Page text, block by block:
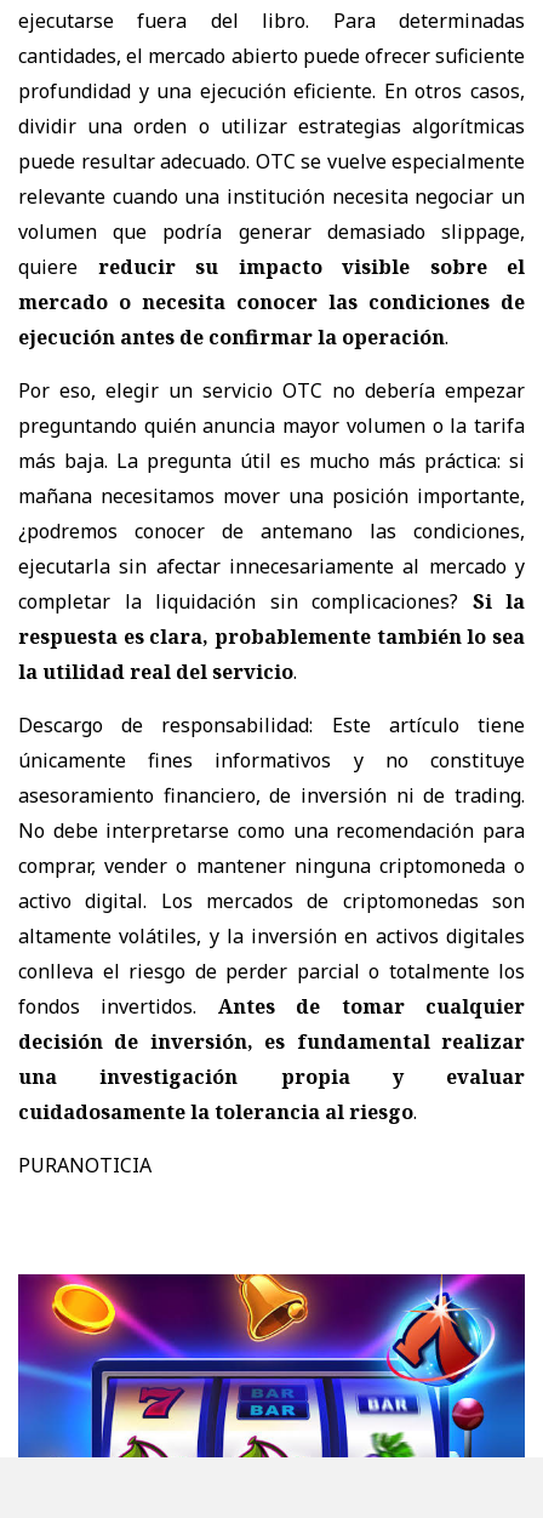
ejecutarse fuera del libro. Para determinadas
cantidades, el mercado abierto puede ofrecer suficiente
profundidad y una ejecución eficiente. En otros casos,
dividir una orden o utilizar estrategias algorítmicas
puede resultar adecuado. OTC se vuelve especialmente
relevante cuando una institución necesita negociar un
volumen que podría generar demasiado slippage,
quiere reducir su impacto visible sobre el
mercado o necesita conocer las condiciones de
ejecución antes de confirmar la operación.
Por eso, elegir un servicio OTC no debería empezar
preguntando quién anuncia mayor volumen o la tarifa
más baja. La pregunta útil es mucho más práctica: si
mañana necesitamos mover una posición importante,
¿podremos conocer de antemano las condiciones,
ejecutarla sin afectar innecesariamente al mercado y
completar la liquidación sin complicaciones? Si la
respuesta es clara, probablemente también lo sea
la utilidad real del servicio.
Descargo de responsabilidad: Este artículo tiene
únicamente fines informativos y no constituye
asesoramiento financiero, de inversión ni de trading.
No debe interpretarse como una recomendación para
comprar, vender o mantener ninguna criptomoneda o
activo digital. Los mercados de criptomonedas son
altamente volátiles, y la inversión en activos digitales
conlleva el riesgo de perder parcial o totalmente los
fondos invertidos. Antes de tomar cualquier
decisión de inversión, es fundamental realizar
una investigación propia y evaluar
cuidadosamente la tolerancia al riesgo.
PURANOTICIA